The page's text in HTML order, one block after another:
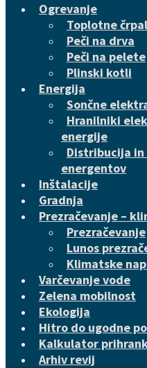
Ogrevanje
Toplotne
Peči na drva
Peči na pelete
Plinski kotli
Energija
Sončne
Hranilniki
energije
Distribucija in
energentov
Inštalacije
Gradnja
Prezračevanje –
Prezračevanje
Lunos
Klimatske
Varčevanje vode
Zelena mobilnost
Ekologija
Hitro do ugodne
Kalkulator
Arhiv revij